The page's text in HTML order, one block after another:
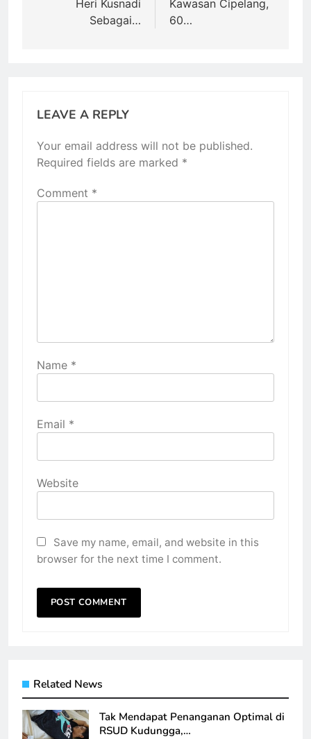
Heri Kusnadi
Sebagai…
Kawasan Cipelang,
60…
LEAVE A REPLY
Your email address will not be published.
Required fields are marked *
Comment *
Name *
Email *
Website
Save my name, email, and website in this
browser for the next time I comment.
Related News
Tak Mendapat Penanganan Optimal di
RSUD Kudungga,…